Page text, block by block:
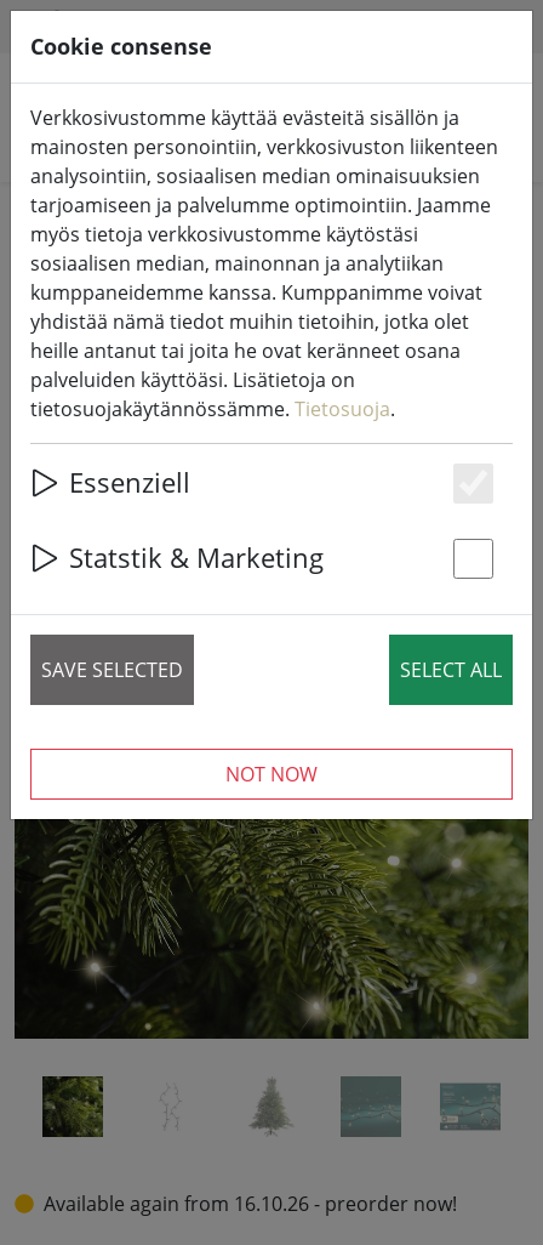
Hae tuotteita
Home Valot ja valaistus Keijujen valot
Kaemingk Lumineo LED-keijuvalot
Basic himmennin 360 LED
lämpimän valkoinen ulkona 27 m
musta
Available again from 16.10.26 - preorder now!
Cookie consense
Verkkosivustomme käyttää evästeitä sisällön ja
mainosten personointiin, verkkosivuston liikenteen
analysointiin, sosiaalisen median ominaisuuksien
tarjoamiseen ja palvelumme optimointiin. Jaamme
myös tietoja verkkosivustomme käytöstäsi
sosiaalisen median, mainonnan ja analytiikan
kumppaneidemme kanssa. Kumppanimme voivat
yhdistää nämä tiedot muihin tietoihin, jotka olet
heille antanut tai joita he ovat keränneet osana
palveluiden käyttöäsi. Lisätietoja on
tietosuojakäytännössämme. Tietosuoja.
Essenziell
Statstik & Marketing
SAVE SELECTED SELECT ALL
NOT NOW